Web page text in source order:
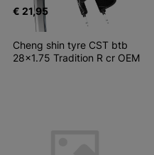
€ 21,95
Cheng shin tyre CST btb
28x1.75 Tradition R cr OEM